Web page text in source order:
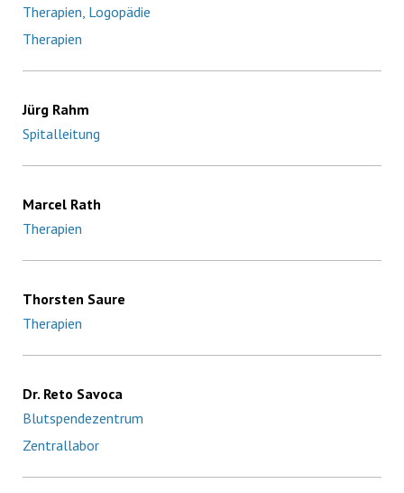
Therapien, Logopädie
Therapien
Jürg Rahm
Spitalleitung
Marcel Rath
Therapien
Thorsten Saure
Therapien
Dr. Reto Savoca
Blutspendezentrum
Zentrallabor